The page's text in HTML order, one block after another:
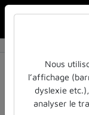
Résultats
Filtres actifs
Français
Nous
l’affichage
dyslexie
analyser le